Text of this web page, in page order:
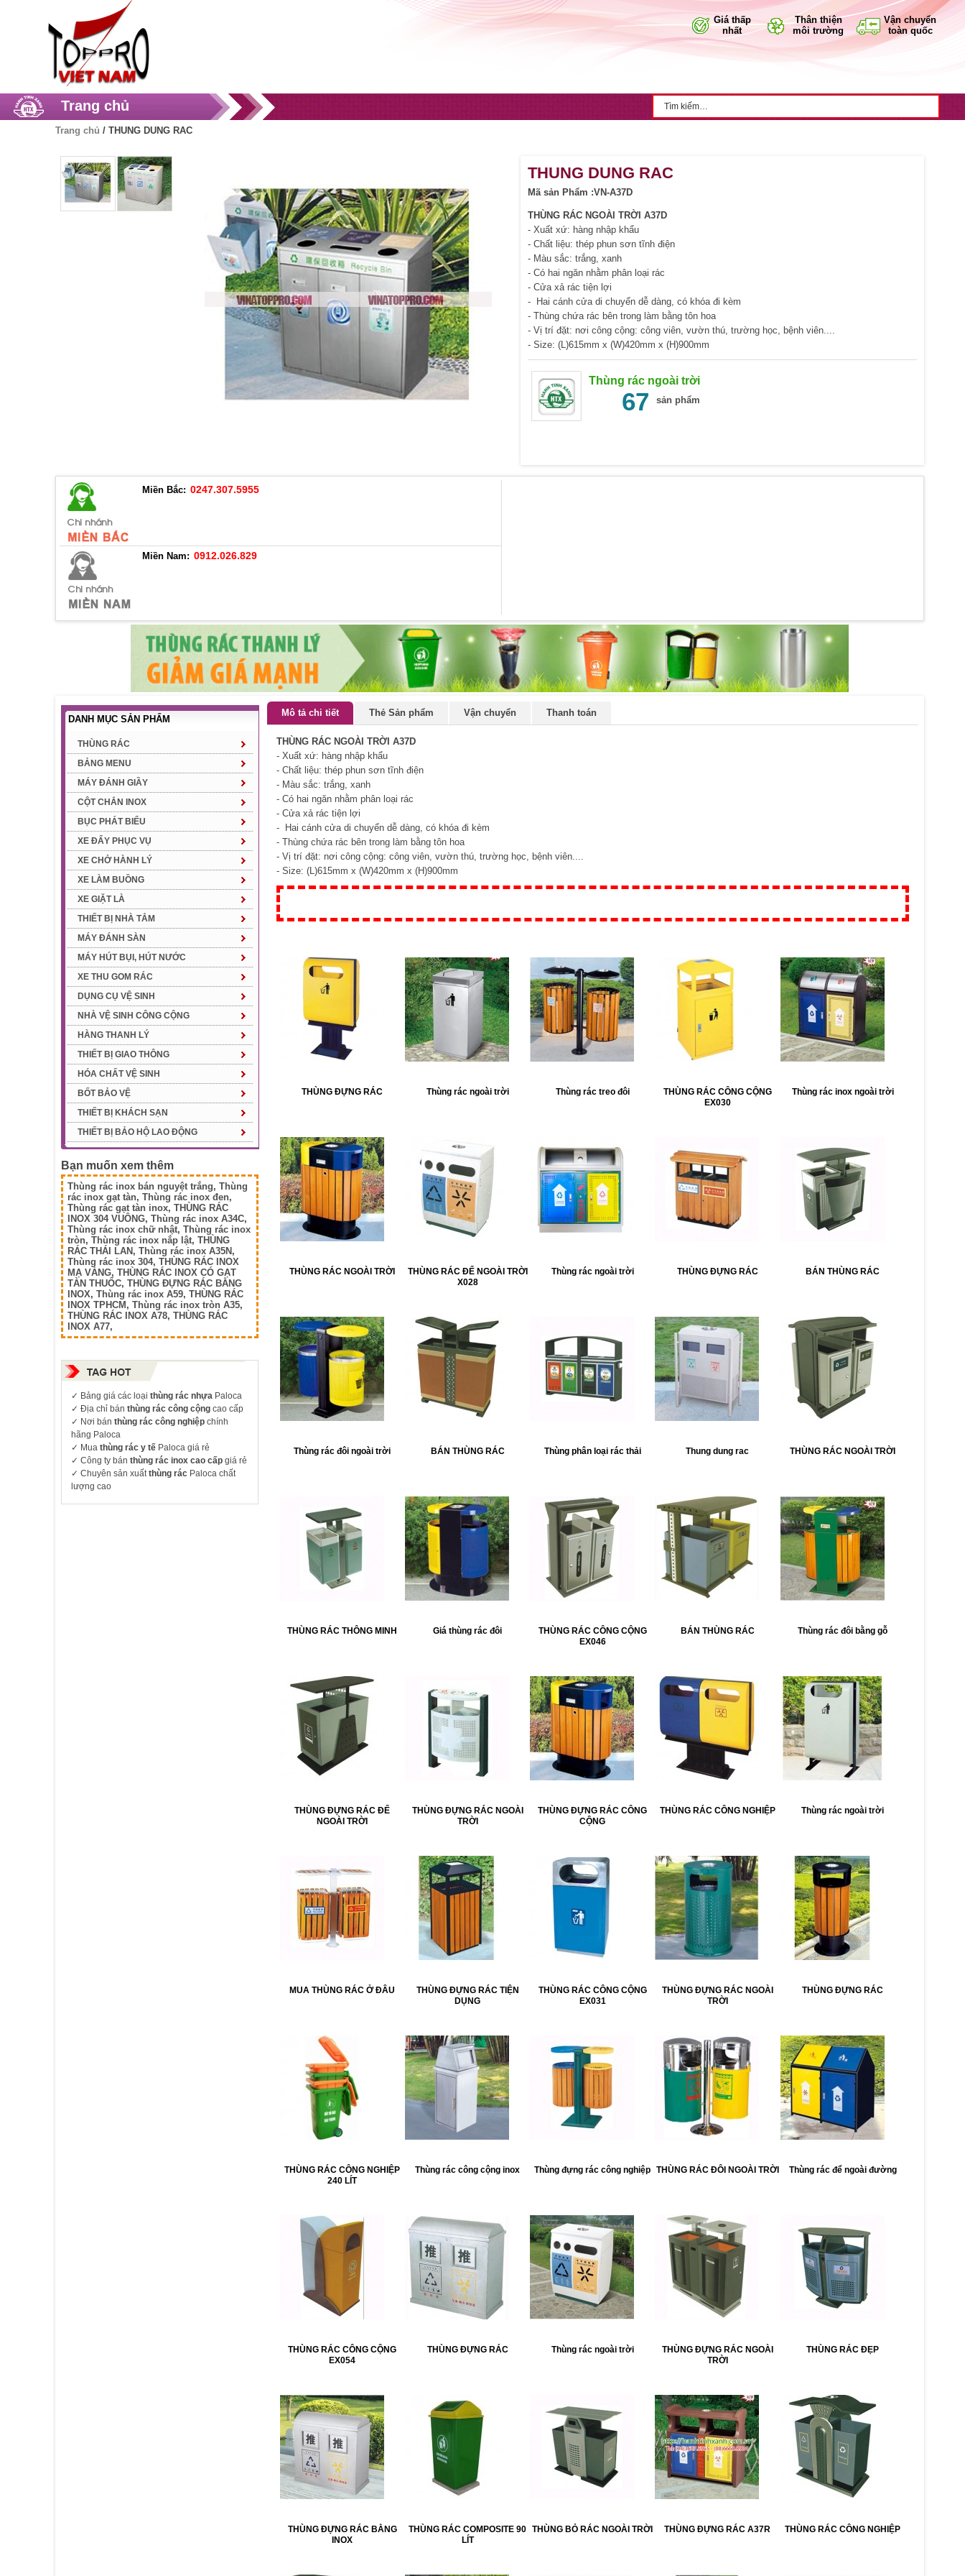
Giá thấp
nhất
Thân thiện
môi trường
Vận chuyển
toàn quốc
Trang chủ
Trang chủ /THUNG DUNG RAC
THUNG DUNG RAC
Mã sản Phẩm :VN-A37D
THÙNG RÁC NGOÀI TRỜI A37D
- Xuất xứ: hàng nhập khẩu
- Chất liệu: thép phun sơn tĩnh điện
- Màu sắc: trắng, xanh
- Có hai ngăn nhằm phân loại rác
- Cửa xả rác tiện lợi
- Hai cánh cửa di chuyển dễ dàng, có khóa đi kèm
- Thùng chứa rác bên trong làm bằng tôn hoa
- Vị trí đặt: nơi công cộng: công viên, vườn thú, trường học, bệnh viên....
- Size: (L)615mm x (W)420mm x (H)900mm
Thùng rác ngoài trời
67 sản phẩm
Miền Bắc: 0247.307.5955
Miền Nam: 0912.026.829
DANH MỤC SẢN PHẨM
THÙNG RÁC
BẢNG MENU
MÁY ĐÁNH GIẦY
CỘT CHẮN INOX
BỤC PHÁT BIỂU
XE ĐẨY PHỤC VỤ
XE CHỞ HÀNH LÝ
XE LÀM BUỒNG
XE GIẶT LÀ
THIẾT BỊ NHÀ TẮM
MÁY ĐÁNH SÀN
MÁY HÚT BỤI, HÚT NƯỚC
XE THU GOM RÁC
DỤNG CỤ VỆ SINH
NHÀ VỆ SINH CÔNG CỘNG
HÀNG THANH LÝ
THIẾT BỊ GIAO THÔNG
HÓA CHẤT VỆ SINH
BỐT BẢO VỆ
THIẾT BỊ KHÁCH SẠN
THIẾT BỊ BẢO HỘ LAO ĐỘNG
Bạn muốn xem thêm
Thùng rác inox bán nguyệt trắng, Thùng
rác inox gạt tàn, Thùng rác inox đen,
Thùng rác gạt tàn inox, THÙNG RÁC
INOX 304 VUÔNG, Thùng rác inox A34C,
Thùng rác inox chữ nhật, Thùng rác inox
tròn, Thùng rác inox nắp lật, THÙNG
RÁC THÁI LAN , Thùng rác inox A35N ,
Thùng rác inox 304, THÙNG RÁC INOX
MẠ VÀNG, THÙNG RÁC INOX CÓ GẠT
TÀN THUỐC, THÙNG ĐỰNG RÁC BẰNG
INOX, Thùng rác inox A59, THÙNG RÁC
INOX TPHCM , Thùng rác inox tròn A35,
THÙNG RÁC INOX A78, THÙNG RÁC
INOX A77,
✓ Bảng giá các loạithùng rác nhựa Paloca
✓ Địa chỉ bánthùng rác công cộng cao cấp
✓ Nơi bánthùng rác công nghiệp chính
hãng Paloca
✓ Muathùng rác y tế Paloca giá rẻ
✓ Công ty bánthùng rác inox cao cấp giá rẻ
✓ Chuyên sản xuấtthùng rác Paloca chất
lượng cao
Mô tả chi tiết Thẻ Sản phẩm Vận chuyển Thanh toán
THÙNG RÁC NGOÀI TRỜI A37D
- Xuất xứ: hàng nhập khẩu
- Chất liệu: thép phun sơn tĩnh điện
- Màu sắc: trắng, xanh
- Có hai ngăn nhằm phân loại rác
- Cửa xả rác tiện lợi
- Hai cánh cửa di chuyển dễ dàng, có khóa đi kèm
- Thùng chứa rác bên trong làm bằng tôn hoa
- Vị trí đặt: nơi công cộng: công viên, vườn thú, trường học, bệnh viên....
- Size: (L)615mm x (W)420mm x (H)900mm
THÙNG ĐỰNG RÁC Thùng rác ngoài trời Thùng rác treo đôi
THÙNG RÁC CÔNG CỘNG
EX030
Thùng rác inox ngoài trời
THÙNG RÁC NGOÀI TRỜI
THÙNG RÁC ĐỂ NGOÀI TRỜI
X028
Thùng rác ngoài trời THÙNG ĐỰNG RÁC BÁN THÙNG RÁC
Thùng rác đôi ngoài trời BÁN THÙNG RÁC Thùng phân loại rác thải Thung dung rac THÙNG RÁC NGOÀI TRỜI
THÙNG RÁC THÔNG MINH Giá thùng rác đôi
THÙNG RÁC CÔNG CỘNG
EX046
BÁN THÙNG RÁC Thùng rác đôi bằng gỗ
THÙNG ĐỰNG RÁC ĐỂ
NGOÀI TRỜI
THÙNG ĐỰNG RÁC NGOÀI
TRỜI
THÙNG ĐỰNG RÁC CÔNG
CỘNG
THÙNG RÁC CÔNG NGHIỆP Thùng rác ngoài trời
MUA THÙNG RÁC Ở ĐÂU
THÙNG ĐỰNG RÁC TIỆN
DỤNG
THÙNG RÁC CÔNG CỘNG
EX031
THÙNG ĐỰNG RÁC NGOÀI
TRỜI
THÙNG ĐỰNG RÁC
THÙNG RÁC CÔNG NGHIỆP
240 LÍT
Thùng rác công cộng inox Thùng đựng rác công nghiệp THÙNG RÁC ĐÔI NGOÀI TRỜI Thùng rác để ngoài đường
THÙNG RÁC CÔNG CỘNG
EX054
THÙNG ĐỰNG RÁC Thùng rác ngoài trời
THÙNG ĐỰNG RÁC NGOÀI
TRỜI
THÙNG RÁC ĐẸP
THÙNG ĐỰNG RÁC BẰNG
INOX
THÙNG RÁC COMPOSITE 90
LÍT
THÙNG BỎ RÁC NGOÀI TRỜI THÙNG ĐỰNG RÁC A37R THÙNG RÁC CÔNG NGHIỆP